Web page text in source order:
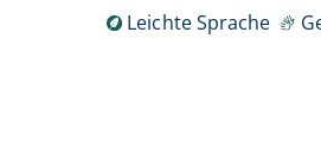
Leichte Sprache